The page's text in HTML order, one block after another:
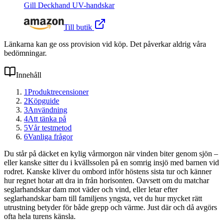
Gill Deckhand UV-handskar
Till butik
Länkarna kan ge oss provision vid köp. Det påverkar aldrig våra
bedömningar.
Innehåll
1Produktrecensioner
2Köpguide
3Användning
4Att tänka på
5Vår testmetod
6Vanliga frågor
Du står på däcket en kylig vårmorgon när vinden biter genom sjön –
eller kanske sitter du i kvällssolen på en somrig insjö med barnen vid
rodret. Kanske kliver du ombord inför höstens sista tur och känner
hur regnet hotar att dra in från horisonten. Oavsett om du matchar
seglarhandskar dam mot väder och vind, eller letar efter
seglarhandskar barn till familjens yngsta, vet du hur mycket rätt
utrustning betyder för både grepp och värme. Just där och då avgörs
ofta hela turens känsla.